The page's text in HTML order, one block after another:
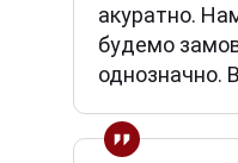
акуратно.
будемо
однозначно.